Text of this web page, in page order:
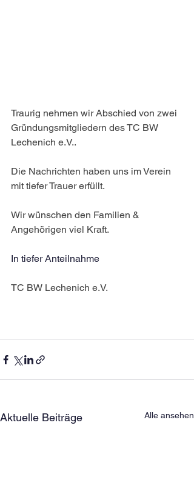
Traurig nehmen wir Abschied von zwei
Gründungsmitgliedern des TC BW
Lechenich e.V..
Die Nachrichten haben uns im Verein
mit tiefer Trauer erfüllt.
Wir wünschen den Familien &
Angehörigen viel Kraft.
In tiefer Anteilnahme
TC BW Lechenich e.V.
Aktuelle Beiträge Alle ansehen